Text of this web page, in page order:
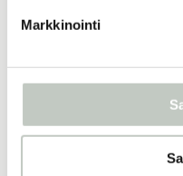
Markkinointi